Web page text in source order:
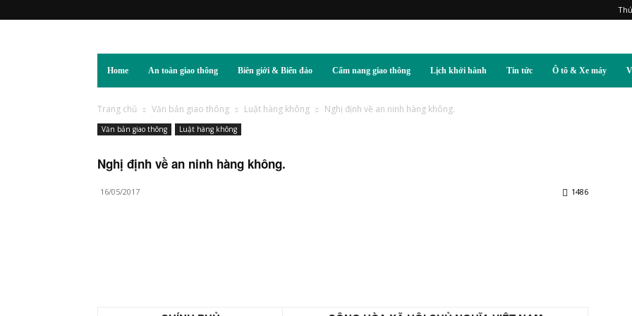
Home An toàn giao thông Biên giới & Biển đảo Cẩm nang giao thông Lịch khởi hành Tin tức Ô tô & Xe máy
Trang chủ Văn bản giao thông Luật hàng không Nghị định về an ninh hàng không.
Văn bản giao thông Luật hàng không
Nghị định về an ninh hàng không.
16/05/2017 1486